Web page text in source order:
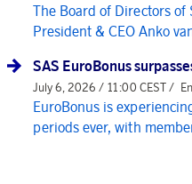
The Board of Directors of
President & CEO Anko
SAS EuroBonus
July 6, 2026 / 11:00 CEST /
EuroBonus is
periods ever, with